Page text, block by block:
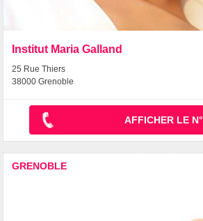
Institut Maria Galland
25 Rue Thiers
38000 Grenoble
AFFICHER LE N°
GRENOBLE